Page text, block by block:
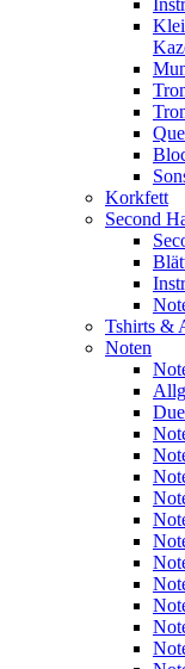
Korkfett
Second
Tshirts &
Noten